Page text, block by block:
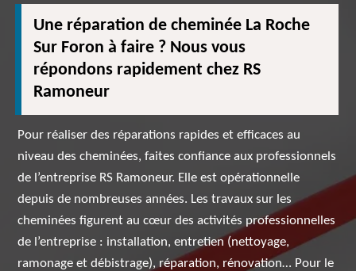
Une réparation de cheminée La Roche
Sur Foron à faire ? Nous vous
répondons rapidement chez RS
Ramoneur
Pour réaliser des réparations rapides et efficaces au
niveau des cheminées, faites confiance aux professionnels
de l’entreprise RS Ramoneur. Elle est opérationnelle
depuis de nombreuses années. Les travaux sur les
cheminées figurent au cœur des activités professionnelles
de l’entreprise : installation, entretien (nettoyage,
ramonage et débistrage), réparation, rénovation… Pour le